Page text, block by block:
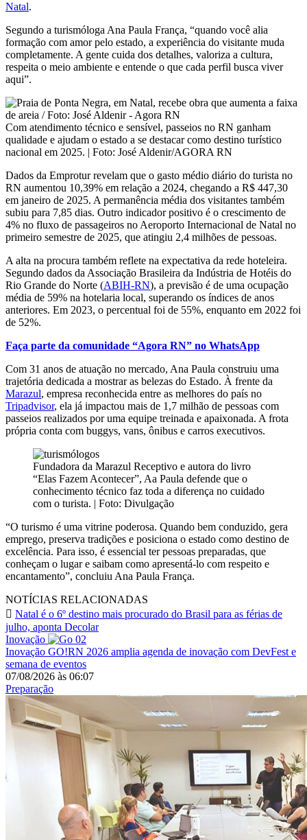
Natal.
Segundo a turismóloga Ana Paula França, “quando você alia
formação com amor pelo estado, a experiência do visitante muda
completamente. A gente cuida dos detalhes, valoriza a cultura,
respeita o meio ambiente e entende o que cada perfil busca viver
aqui”.
Com atendimento técnico e sensível, passeios no RN ganham
qualidade e ajudam o estado a se destacar como destino turístico
nacional em 2025. | Foto: José Aldenir/AGORA RN
Dados da Emprotur revelam que o gasto médio diário do turista no
RN aumentou 10,39% em relação a 2024, chegando a R$ 447,30
em janeiro de 2025. A permanência média dos visitantes também
subiu para 7,85 dias. Outro indicador positivo é o crescimento de
4% no fluxo de passageiros no Aeroporto Internacional de Natal no
primeiro semestre de 2025, que atingiu 2,4 milhões de pessoas.
A alta na procura também reflete na expectativa da rede hoteleira.
Segundo dados da Associação Brasileira da Indústria de Hotéis do
Rio Grande do Norte (ABIH-RN), a previsão é de uma ocupação
média de 59% na hotelaria local, superando os índices de anos
anteriores. Em 2023, o percentual foi de 55%, enquanto em 2022 foi
de 52%.
Faça parte da comunidade “Agora RN” no WhatsApp
Com 31 anos de atuação no mercado, Ana Paula construiu uma
trajetória dedicada a mostrar as belezas do Estado. À frente da
Marazul, empresa reconhecida entre as melhores do país no
Tripadvisor, ela já impactou mais de 1,7 milhão de pessoas com
passeios realizados por uma equipe treinada e apaixonada. A frota
própria conta com buggys, vans, ônibus e carros executivos.
Fundadora da Marazul Receptivo e autora do livro
“Elas Fazem Acontecer”, Aa Paula defende que o
conhecimento técnico faz toda a diferença no cuidado
com o turista. | Foto: Divulgação
“O turismo é uma vitrine poderosa. Quando bem conduzido, gera
emprego, preserva tradições e posiciona o estado como destino de
excelência. Para isso, é essencial ter pessoas preparadas, que
conheçam o lugar e saibam como apresentá-lo com respeito e
encantamento”, concluiu Ana Paula França.
NOTÍCIAS RELACIONADAS
Natal é o 6º destino mais procurado do Brasil para as férias de
julho, aponta Decolar
Inovação
Inovação GO!RN 2026 amplia agenda de inovação com DevFest e
semana de eventos
07/08/2026 às 06:07
Preparação